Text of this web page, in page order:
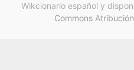
Wikcionario español y
Commons